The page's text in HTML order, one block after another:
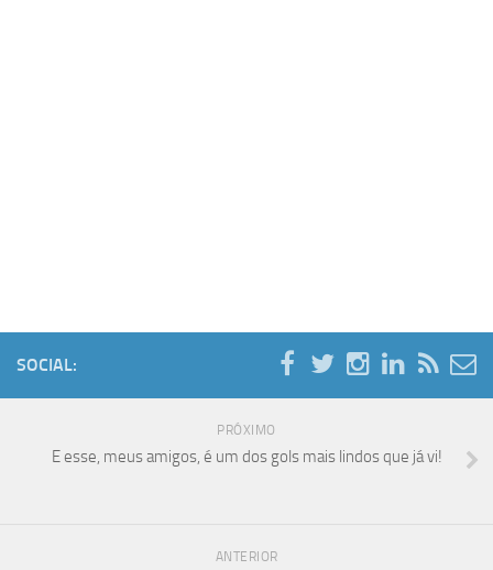
SOCIAL:
PRÓXIMO
E esse, meus amigos, é um dos gols mais lindos que já vi!
ANTERIOR